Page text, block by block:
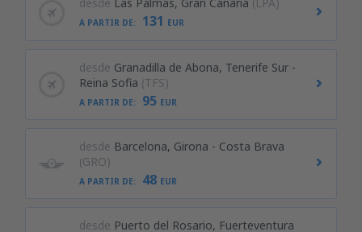
A PARTIR DE: 131 EUR
desde Granadilla de Abona, Tenerife Sur -
Reina Sofia (TFS)
A PARTIR DE: 95 EUR
desde Barcelona, Girona - Costa Brava
(GRO)
A PARTIR DE: 48 EUR
desde Puerto del Rosario, Fuerteventura